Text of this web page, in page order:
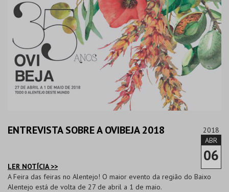
ENTREVISTA SOBRE A OVIBEJA 2018
LER NOTÍCIA >>
2018
ABR
06
A Feira das feiras no Alentejo! O maior evento da região do Baixo
Alentejo está de volta de 27 de abril a 1 de maio.